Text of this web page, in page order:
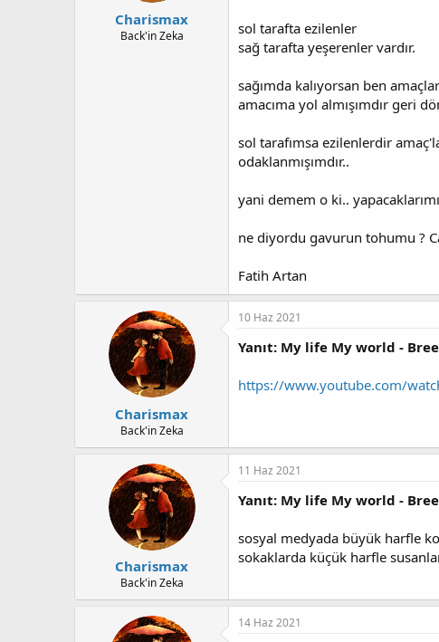
Charismax
Back'in Zeka
sol tarafta ezilenler
sağ tarafta yeşerenler vardır.
sağımda kalıyorsan ben
amacıma yol almışımdır geri
sol tarafımsa ezilenlerdir
odaklanmışımdır..
yani demem o ki..
ne diyordu gavurun tohumu ?
Fatih Artan
Charismax
Back'in Zeka
10 Haz 2021
Yanıt: My life My world -
https://www.youtube.com/
Charismax
Back'in Zeka
11 Haz 2021
Yanıt: My life My world -
sosyal medyada büyük harfle
sokaklarda küçük harfle
14 Haz 2021